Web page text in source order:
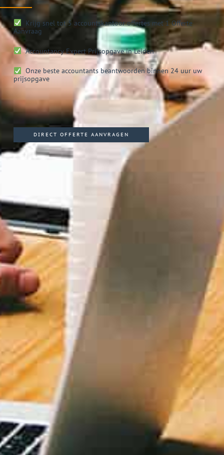
Krijg snel tot 5 accountskantoor offertes met 1 Offerte
Aanvraag
Accountancy ExpertPrijsopgave in Leiden
Onze beste accountants beantwoorden binnen 24 uur uw
prijsopgave
DIRECT OFFERTE AANVRAGEN